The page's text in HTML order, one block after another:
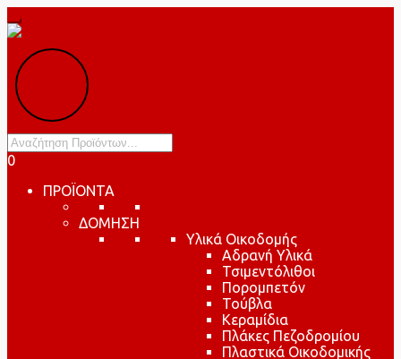
Products
search
0
ΠΡΟΪΟΝΤΑ
ΔΟΜΗΣΗ
Υλικά Οικοδομής
Αδρανή Υλικά
Τσιμεντόλιθοι
Πορομπετόν
Τούβλα
Κεραμίδια
Πλάκες Πεζοδρομίου
Πλαστικά Οικοδομικής